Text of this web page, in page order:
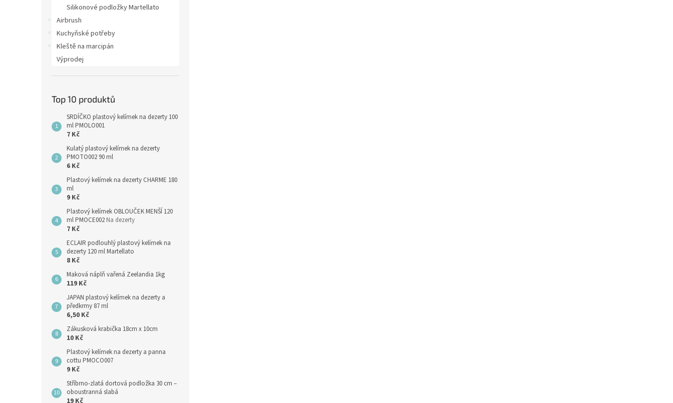
Silikonové podložky Martellato
Airbrush
Kuchyňské potřeby
Kleště na marcipán
Výprodej
Top 10 produktů
SRDÍČKO plastový kelímek na dezerty 100
ml PMOLO001
7 Kč
Kulatý plastový kelímek na dezerty
PMOTO002 90 ml
6 Kč
Plastový kelímek na dezerty CHARME 180
ml
9 Kč
Plastový kelímek OBLOUČEK MENŠÍ 120
ml PMOCE002 Na dezerty
7 Kč
ECLAIR podlouhlý plastový kelímek na
dezerty 120 ml Martellato
8 Kč
Maková náplň vařená Zeelandia 1kg
119 Kč
JAPAN plastový kelímek na dezerty a
předkrmy 87 ml
6,50 Kč
Zákusková krabička 18cm x 10cm
10 Kč
Plastový kelímek na dezerty a panna
cottu PMOCO007
9 Kč
Stříbrno-zlatá dortová podložka 30 cm –
oboustranná slabá
19 Kč